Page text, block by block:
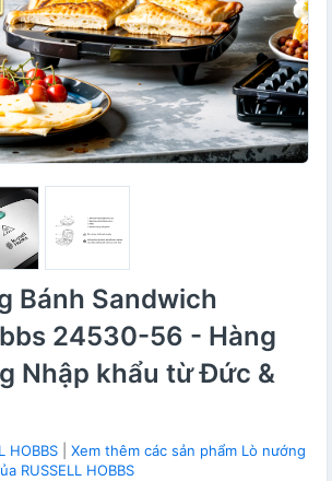
Bánh Sandwich
24530-56 - Hàng
Nhập khẩu từ Đức &
HOBBS
Xem thêm các sản phẩm Lò nướng
RUSSELL HOBBS